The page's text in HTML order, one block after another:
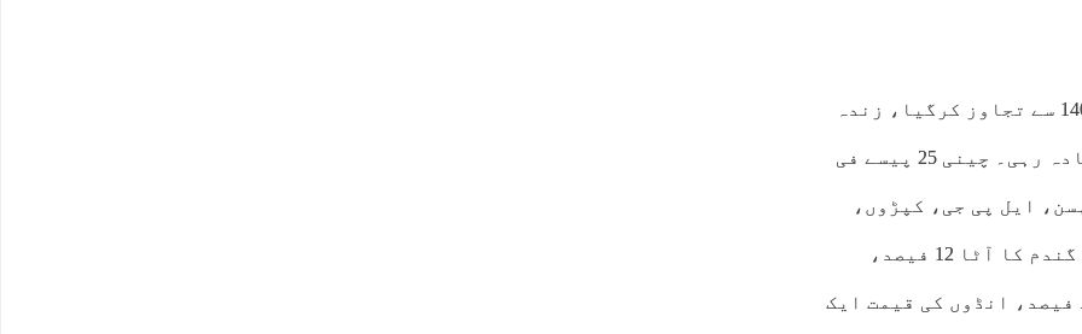
ایک ہفتے میں ٹماٹر 18 روپے کلو مہنگے، اوسط قیمت 140 سے تجاوز کرگیا، زندہ
برائلر چکن 15 روپے کلو مہنگا، اوسط قیمت 470 سے زیادہ رہی۔ چینی 25 پیسے فی
پیسے رہی۔بیف، لہسن، ایل پی جی، کپڑوں،
لکڑی کی قیمتوں میں بھی اضافہ ہوا، ٹماٹر 15 فیصد، گندم کا آٹا 12 فیصد،
فیصد، انڈوں کی قیمت ایک